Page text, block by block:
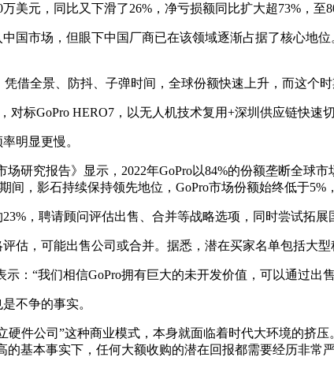
美元，同比又下滑了26%，净亏损额同比扩大超73%，至
国市场，但眼下中国厂商已在该领域逐渐占据了核心地
凭借全景、防抖、子弹时间，全球份额快速上升，而这个
对标GoPro HERO7，以无人机技术复用+深圳供应链快速
明显更慢。
研究报告》显示，2022年GoPro以84%的份额垄断全球
间，影石持续保持领先地位，GoPro市场份额始终低于5%
，聘请顾问评估出售、合并等战略选项，同时尝试拓
估，可能出售公司或合并。据悉，潜在买家名单包括大
示：“我们相信GoPro拥有巨大的未开发价值，可以通过出
不争的事实。
硬件公司”这种商业模式，本身就面临着时代大环境的
基本事实下，任何大额收购的潜在回报都需要经历非常严